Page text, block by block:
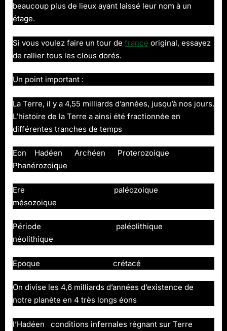
beaucoup plus de lieux ayant laissé leur nom à un
étage.
Si vous voulez faire un tour de france original, essayez
de rallier tous les clous dorés.
Un point important :
La Terre, il y a 4,55 milliards d’années, jusqu’à nos jours.
L’histoire de la Terre a ainsi été fractionnée en
différentes tranches de temps
Eon Hadéen Archéen Proterozoique
Phanérozoique
Ere paléozoique
mésozoique
Période paléolithique
néolithique
Epoque crétacé
On divise les 4,6 milliards d’années d’existence de
notre planète en 4 très longs éons
l’Hadéen conditions infernales régnant sur Terre